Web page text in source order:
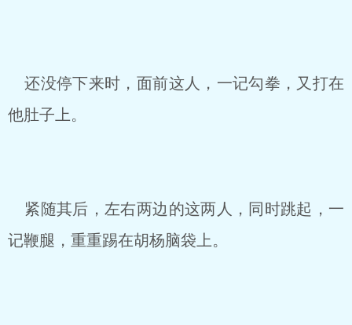
还没停下来时，面前这人，一记勾拳，又打在
他肚子上。
紧随其后，左右两边的这两人，同时跳起，一
记鞭腿，重重踢在胡杨脑袋上。